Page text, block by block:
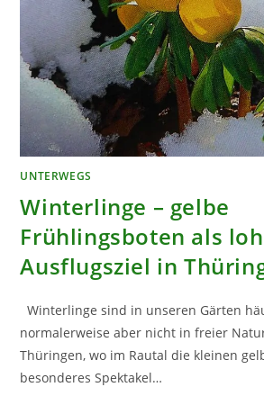
UNTERWEGS
Winterlinge – gelbe
Frühlingsboten als
Ausflugsziel in
Winterlinge sind in unseren Gärten
normalerweise aber nicht in freier
Thüringen, wo im Rautal die kleinen
besonderes Spektakel…